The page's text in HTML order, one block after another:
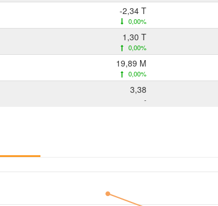
-2,34 T
0,00%
1,30 T
0,00%
19,89 M
0,00%
3,38
-